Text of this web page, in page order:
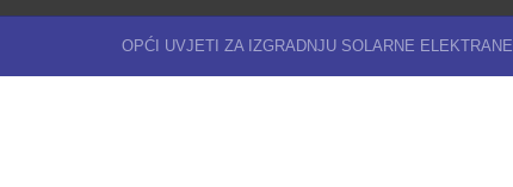
OPĆI UVJETI ZA IZGRADNJU SOLARNE ELEKTRANE